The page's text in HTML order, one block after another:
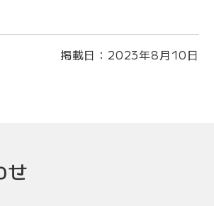
掲載日： 2023年8月10日
せ